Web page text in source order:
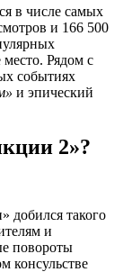
в числе самых
и 166 500
Рядом с
событиях
и эпический
2»?
добился такого
и
повороты
консульстве